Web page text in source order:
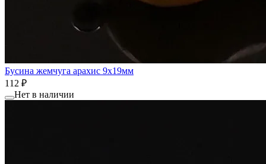
Бусина жемчуга арахис 9x19мм
112 ₽
Нет в наличии